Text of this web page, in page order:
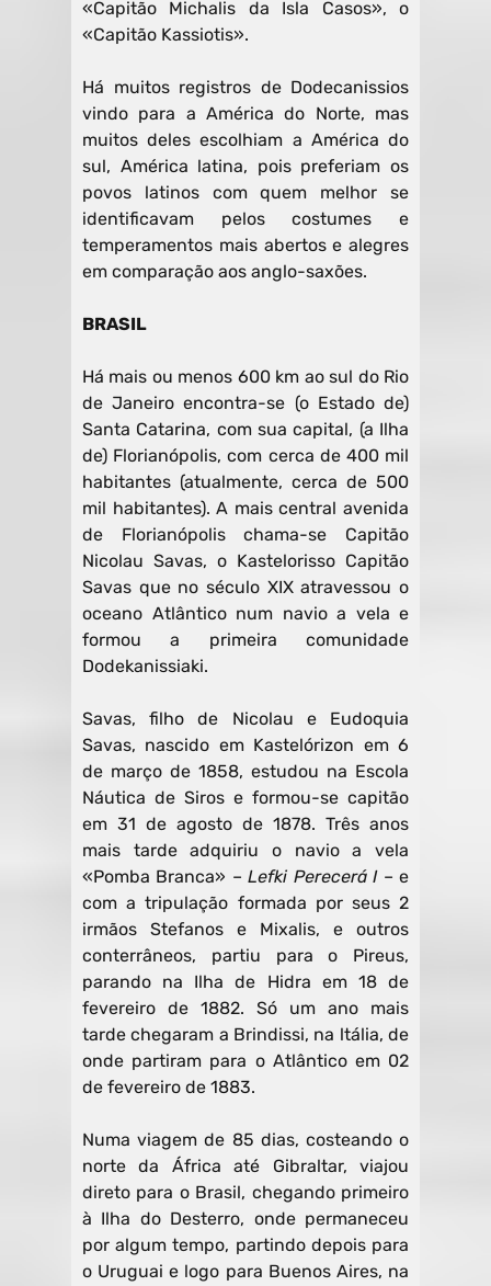
«Capitão Michalis da Isla Casos», o
«Capitão Kassiotis».
Há muitos registros de Dodecanissios
vindo para a América do Norte, mas
muitos deles escolhiam a América do
sul, América latina, pois preferiam os
povos latinos com quem melhor se
identificavam pelos costumes e
temperamentos mais abertos e alegres
em comparação aos anglo-saxões.
BRASIL
Há mais ou menos 600 km ao sul do Rio
de Janeiro encontra-se (o Estado de)
Santa Catarina, com sua capital, (a Ilha
de) Florianópolis, com cerca de 400 mil
habitantes (atualmente, cerca de 500
mil habitantes). A mais central avenida
de Florianópolis chama-se Capitão
Nicolau Savas, o Kastelorisso Capitão
Savas que no século XIX atravessou o
oceano Atlântico num navio a vela e
formou a primeira comunidade
Dodekanissiaki.
Savas, filho de Nicolau e Eudoquia
Savas, nascido em Kastelórizon em 6
de março de 1858, estudou na Escola
Náutica de Siros e formou-se capitão
em 31 de agosto de 1878. Três anos
mais tarde adquiriu o navio a vela
«Pomba Branca» –Lefki Perecerá I– e
com a tripulação formada por seus 2
irmãos Stefanos e Mixalis, e outros
conterrâneos, partiu para o Pireus,
parando na Ilha de Hidra em 18 de
fevereiro de 1882. Só um ano mais
tarde chegaram a Brindissi, na ltália, de
onde partiram para o Atlântico em 02
de fevereiro de 1883.
Numa viagem de 85 dias, costeando o
norte da África até Gibraltar, viajou
direto para o Brasil, chegando primeiro
à Ilha do Desterro, onde permaneceu
por algum tempo, partindo depois para
o Uruguai e logo para Buenos Aires, na